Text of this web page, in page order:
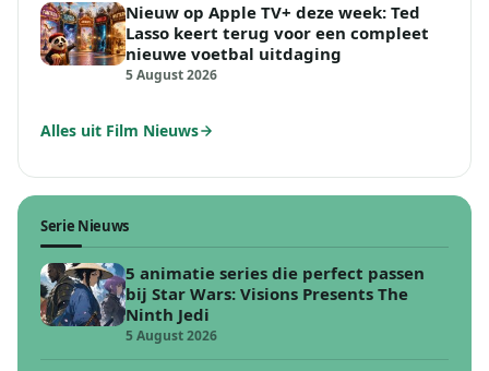
Nieuw op Apple TV+ deze week: Ted
Lasso keert terug voor een compleet
nieuwe voetbal uitdaging
5 August 2026
Alles uit Film Nieuws
Serie Nieuws
5 animatie series die perfect passen
bij Star Wars: Visions Presents The
Ninth Jedi
5 August 2026